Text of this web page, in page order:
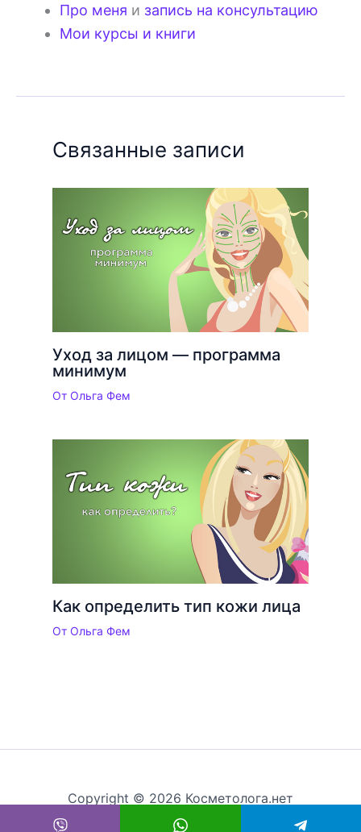
Про меня и запись на консультацию
Мои курсы и книги
Связанные записи
Уход за лицом — программа
минимум
От Ольга Фем
Как определить тип кожи лица
От Ольга Фем
Copyright © 2026 Косметолога.нет